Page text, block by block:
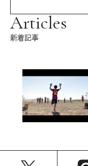
Articles
新着記事